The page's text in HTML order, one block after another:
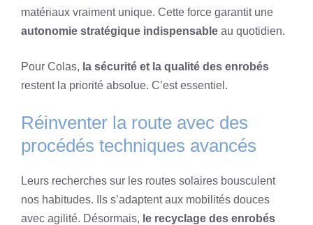
matériaux vraiment unique. Cette force garantit une
autonomie stratégique indispensable au quotidien.
Pour Colas, la sécurité et la qualité des enrobés
restent la priorité absolue. C’est essentiel.
Réinventer la route avec des
procédés techniques avancés
Leurs recherches sur les routes solaires bousculent
nos habitudes. Ils s’adaptent aux mobilités douces
avec agilité. Désormais, le recyclage des enrobés